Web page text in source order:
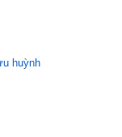
huỳnh